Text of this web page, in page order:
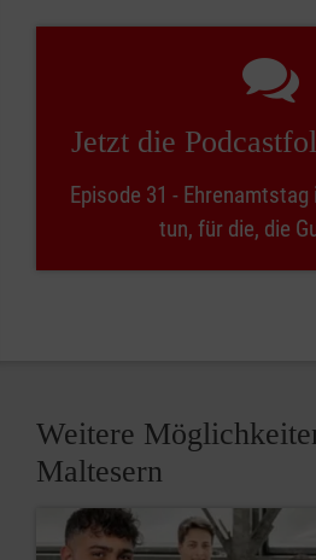
Jetzt die
Episode 31 -
tun, für die, die
Weitere
Maltesern